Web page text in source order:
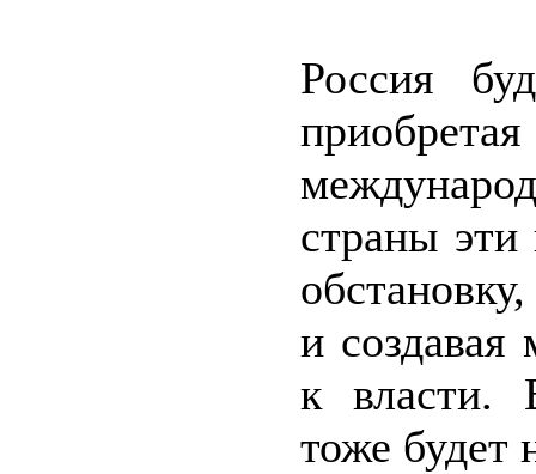
Россия
страны
и создавая
к власти.
тоже будет